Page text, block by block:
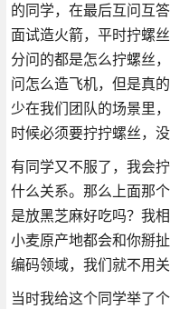
的同学，在最后互问互
面试造火箭，平时拧螺
分问的都是怎么拧螺丝
问怎么造飞机，但是真
少在我们团队的场景里
时候必须要拧拧螺丝，
有同学又不服了，我会
什么关系。那么上面那
是放黑芝麻好吃吗？我
小麦原产地都会和你掰
编码领域，我们就不用
当时我给这个同学举了